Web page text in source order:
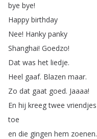
bye bye!
Happy birthday
Nee! Hanky panky
Shanghai! Goedzo!
Dat was het liedje.
Heel gaaf. Blazen maar.
Zo dat gaat goed. Jaaaa!
En hij kreeg twee vriendjes
toe
en die gingen hem zoenen.